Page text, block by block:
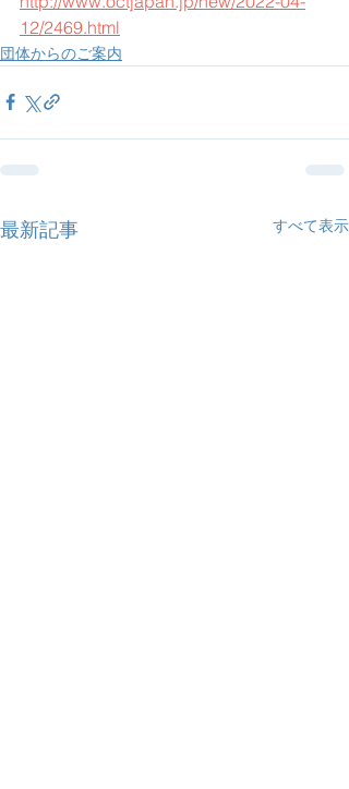
12/2469.html
団体からのご案内
最新記事 すべて表示